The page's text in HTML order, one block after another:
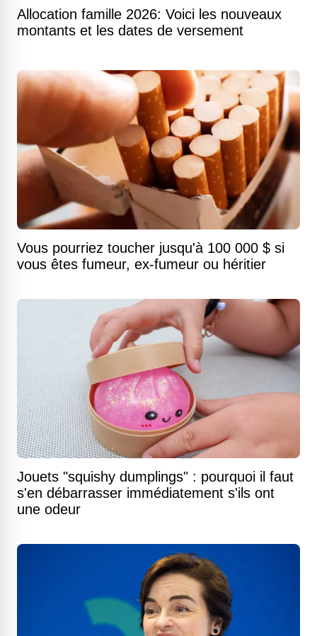
Allocation famille 2026: Voici les nouveaux
montants et les dates de versement
Vous pourriez toucher jusqu'à 100 000 $ si
vous êtes fumeur, ex-fumeur ou héritier
Jouets "squishy dumplings" : pourquoi il faut
s'en débarrasser immédiatement s'ils ont
une odeur